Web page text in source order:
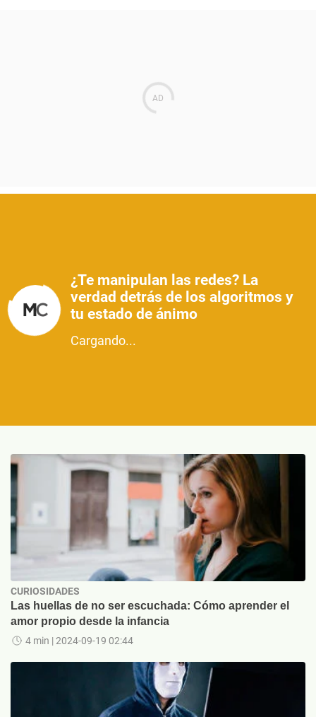
¿Te manipulan las redes? La
verdad detrás de los algoritmos y
tu estado de ánimo
Cargando...
CURIOSIDADES
Las huellas de no ser escuchada: Cómo aprender el
amor propio desde la infancia
4 min | 2024-09-19 02:44